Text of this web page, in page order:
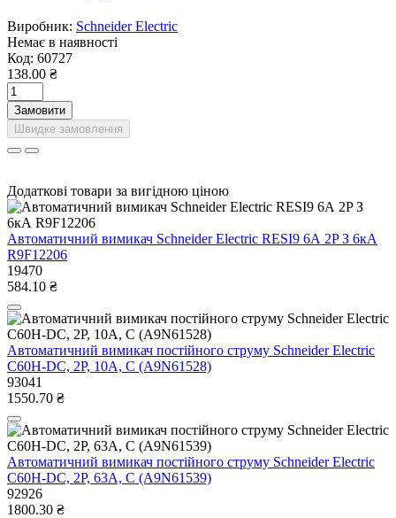
Виробник: Schneider Electric
Немає в наявності
Код: 60727
138.00 ₴
Замовити
Швидке замовлення
Додаткові товари за вигідною ціною
Автоматичний вимикач Schneider Electric RESI9 6А 2P З 6кА
R9F12206
19470
584.10 ₴
Автоматичний вимикач постійного струму Schneider Electric
C60H-DC, 2P, 10A, C (A9N61528)
93041
1550.70 ₴
Автоматичний вимикач постійного струму Schneider Electric
С60Н-DС, 2P, 63A, C (A9N61539)
92926
1800.30 ₴